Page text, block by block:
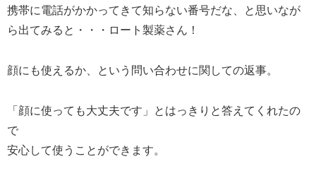
携帯に電話がかかってきて知らない番号だな、と思いなが
ら出てみると・・・ロート製薬さん！
顔にも使えるか、という問い合わせに関しての返事。
「顔に使っても大丈夫です」とはっきりと答えてくれたの
で
安心して使うことができます。